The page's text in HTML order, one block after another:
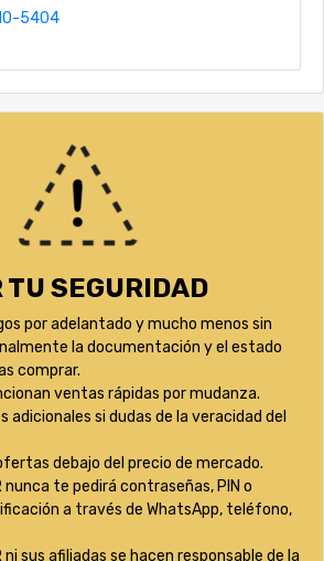
5404
TU SEGURIDAD
por adelantado y mucho menos sin
la documentación y el estado
comprar.
ventas rápidas por mudanza.
adicionales si dudas de la veracidad del
debajo del precio de mercado.
nunca te pedirá contraseñas, PIN o
a través de WhatsApp, teléfono,
ni sus afiliadas se hacen responsable de la